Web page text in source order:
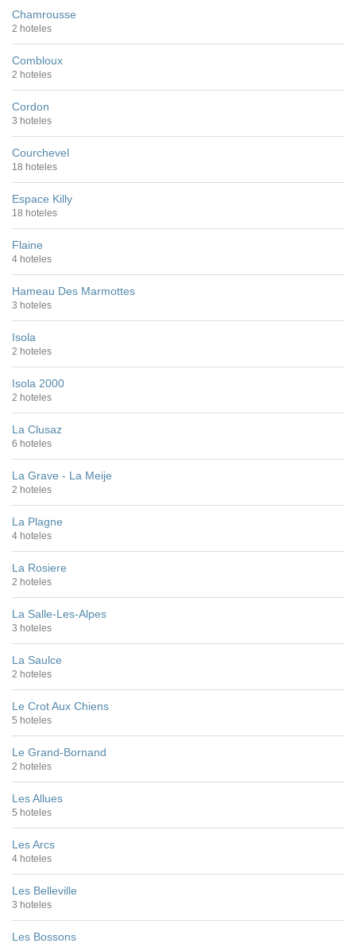
Chamrousse
2 hoteles
Combloux
2 hoteles
Cordon
3 hoteles
Courchevel
18 hoteles
Espace Killy
18 hoteles
Flaine
4 hoteles
Hameau Des Marmottes
3 hoteles
Isola
2 hoteles
Isola 2000
2 hoteles
La Clusaz
6 hoteles
La Grave - La Meije
2 hoteles
La Plagne
4 hoteles
La Rosiere
2 hoteles
La Salle-Les-Alpes
3 hoteles
La Saulce
2 hoteles
Le Crot Aux Chiens
5 hoteles
Le Grand-Bornand
2 hoteles
Les Allues
5 hoteles
Les Arcs
4 hoteles
Les Belleville
3 hoteles
Les Bossons